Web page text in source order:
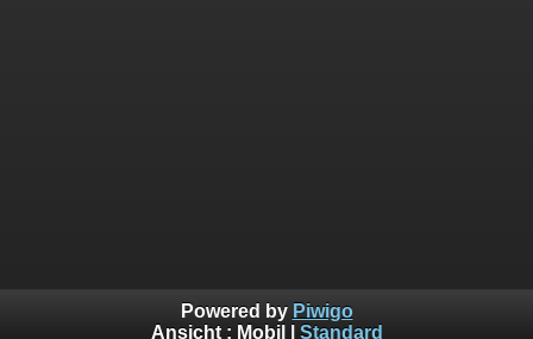
Powered by Piwigo
Ansicht : Mobil Standard